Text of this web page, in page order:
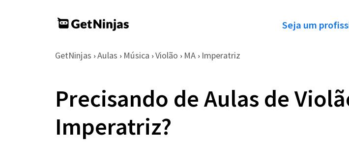
Seja um
GetNinjas › Aulas › Música › Violão › MA › Imperatriz
Precisando de Aulas de
Imperatriz?